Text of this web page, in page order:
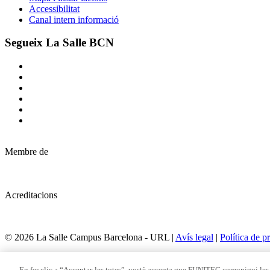
Accessibilitat
Canal intern informació
Segueix La Salle BCN
Membre de
Acreditacions
© 2026 La Salle Campus Barcelona - URL | Avís legal | Política de